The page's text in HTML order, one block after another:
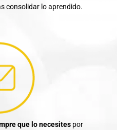
consolidar lo aprendido.
que lo necesites por